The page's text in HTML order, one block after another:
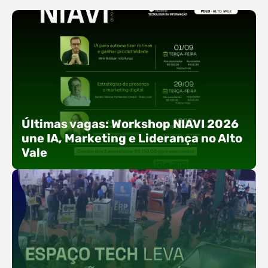
Últimas vagas: Workshop NIAVI 2026
une IA, Marketing e Liderança no Alto
Vale